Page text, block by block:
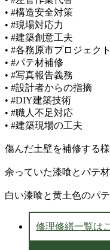
• #構造安全対策
• #現場対応力
• #建築創意工夫
• #各務原市プロジェクト
• #パテ材補修
• #写真報告義務
• #設計者からの指摘
• #DIY建築技術
• #職人不足対応
• #建築現場の工夫
傷んだ土壁を補修する
余っていた漆喰とパテ
白い漆喰と黄土色のパ
修理修繕一覧は